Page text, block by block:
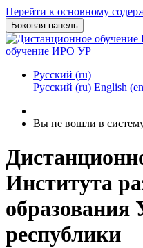
Перейти к основному
Боковая панель
обучение ИРО УР
Русский ‎(ru)‎
Русский ‎(ru)‎ English
Вы не вошли в
Института
образования
республики